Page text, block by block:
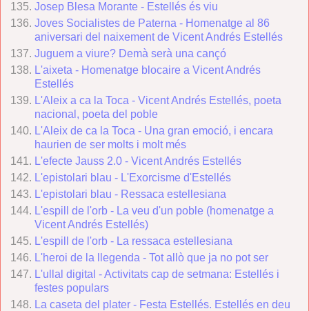
Josep Blesa Morante - Estellés és viu
Joves Socialistes de Paterna - Homenatge al 86
aniversari del naixement de Vicent Andrés Estellés
Juguem a viure? Demà serà una cançó
L'aixeta - Homenatge blocaire a Vicent Andrés
Estellés
L'Aleix a ca la Toca - Vicent Andrés Estellés, poeta
nacional, poeta del poble
L'Aleix de ca la Toca - Una gran emoció, i encara
haurien de ser molts i molt més
L'efecte Jauss 2.0 - Vicent Andrés Estellés
L'epistolari blau - L'Exorcisme d'Estellés
L'epistolari blau - Ressaca estellesiana
L'espill de l'orb - La veu d'un poble (homenatge a
Vicent Andrés Estellés)
L'espill de l'orb - La ressaca estellesiana
L'heroi de la llegenda - Tot allò que ja no pot ser
L'ullal digital - Activitats cap de setmana: Estellés i
festes populars
La caseta del plater - Festa Estellés. Estellés en deu